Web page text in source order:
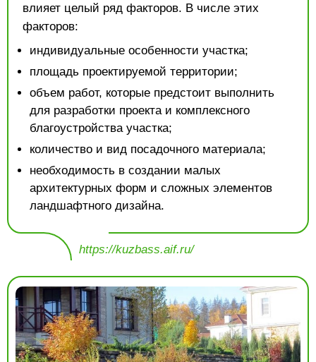
влияет целый ряд факторов. В числе этих
факторов:
индивидуальные особенности участка;
площадь проектируемой территории;
объем работ, которые предстоит выполнить
для разработки проекта и комплексного
благоустройства участка;
количество и вид посадочного материала;
необходимость в создании малых
архитектурных форм и сложных элементов
ландшафтного дизайна.
https://kuzbass.aif.ru/